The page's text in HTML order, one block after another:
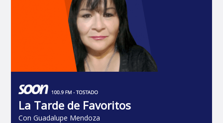
La Tarde de Favoritos
Con Guadalupe Mendoza